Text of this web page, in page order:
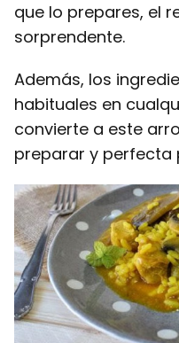
que lo prepares, el
sorprendente.
Además, los
habituales en
convierte a este
preparar y perfecta